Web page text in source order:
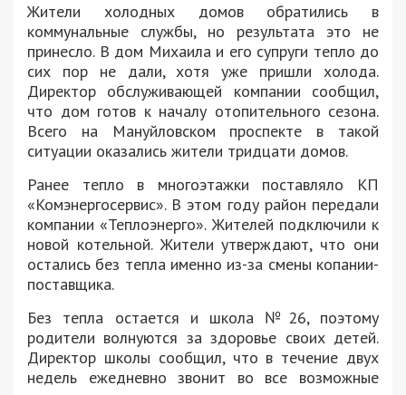
Жители холодных домов обратились в
коммунальные службы, но результата это не
принесло. В дом Михаила и его супруги тепло до
сих пор не дали, хотя уже пришли холода.
Директор обслуживающей компании сообщил,
что дом готов к началу отопительного сезона.
Всего на Мануйловском проспекте в такой
ситуации оказались жители тридцати домов.
Ранее тепло в многоэтажки поставляло КП
«Комэнергосервис». В этом году район передали
компании «Теплоэнерго». Жителей подключили к
новой котельной. Жители утверждают, что они
остались без тепла именно из-за смены копании-
поставщика.
Без тепла остается и школа №26, поэтому
родители волнуются за здоровье своих детей.
Директор школы сообщил, что в течение двух
недель ежедневно звонит во все возможные